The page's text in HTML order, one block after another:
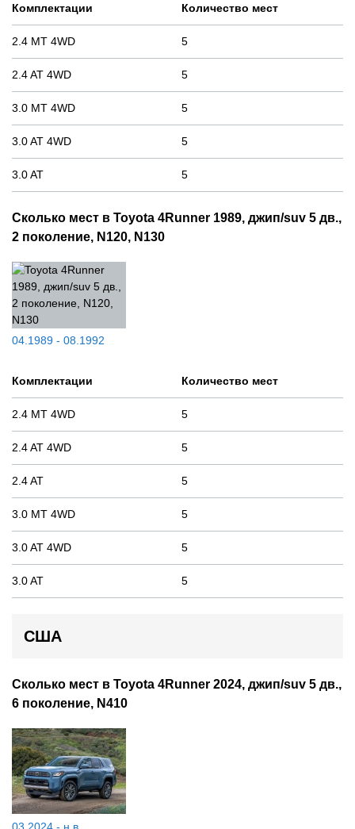
Комплектации Количество мест
2.4 MT 4WD 5
2.4 AT 4WD 5
3.0 MT 4WD 5
3.0 AT 4WD 5
3.0 AT 5
Сколько мест в Toyota 4Runner 1989, джип/suv 5 дв.,
2 поколение, N120, N130
04.1989 - 08.1992
Комплектации Количество мест
2.4 MT 4WD 5
2.4 AT 4WD 5
2.4 AT 5
3.0 MT 4WD 5
3.0 AT 4WD 5
3.0 AT 5
США
Сколько мест в Toyota 4Runner 2024, джип/suv 5 дв.,
6 поколение, N410